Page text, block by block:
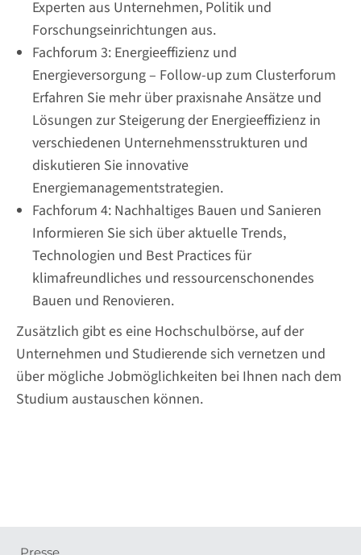
Experten aus Unternehmen, Politik und
Forschungseinrichtungen aus.
Fachforum 3: Energieeffizienz und
Energieversorgung – Follow-up zum Clusterforum
Erfahren Sie mehr über praxisnahe Ansätze und
Lösungen zur Steigerung der Energieeffizienz in
verschiedenen Unternehmensstrukturen und
diskutieren Sie innovative
Energiemanagementstrategien.
Fachforum 4: Nachhaltiges Bauen und Sanieren
Informieren Sie sich über aktuelle Trends,
Technologien und Best Practices für
klimafreundliches und ressourcenschonendes
Bauen und Renovieren.
Zusätzlich gibt es eine Hochschulbörse, auf der
Unternehmen und Studierende sich vernetzen und
über mögliche Jobmöglichkeiten bei Ihnen nach dem
Studium austauschen können.
Presse